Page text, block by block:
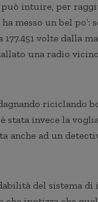
intuire, per
messo un bel po’:
volte dalla
una radio
riciclando
stata invece la
anche ad un
del sistema